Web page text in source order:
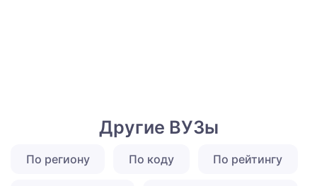
Другие ВУЗы
По региону По коду По рейтингу